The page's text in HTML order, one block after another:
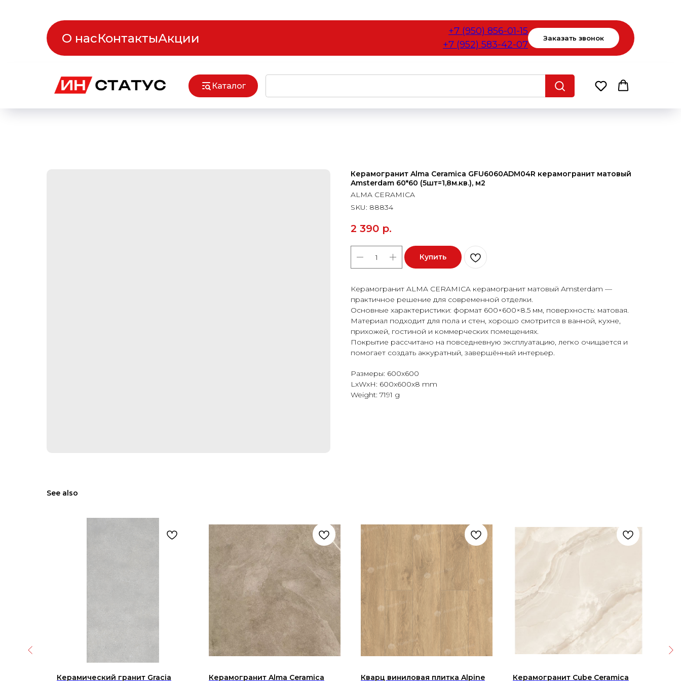
О насКонтактыАкции
+7 (950) 856-01-15
+7 (952) 583-42-07
Заказать звонок
Каталог
Керамогранит Alma Ceramica GFU6060ADM04R керамогранит матовый
Amsterdam 60*60 (5шт=1,8м.кв.), м2
ALMA CERAMICA
SKU: 88834
2 390 р.
Купить
Керамогранит ALMA CERAMICA керамогранит матовый Amsterdam —
практичное решение для современной отделки.
Основные характеристики: формат 600×600×8.5 мм, поверхность: матовая.
Материал подходит для пола и стен, хорошо смотрится в ванной, кухне,
прихожей, гостиной и коммерческих помещениях.
Покрытие рассчитано на повседневную эксплуатацию, легко очищается и
помогает создать аккуратный, завершённый интерьер.
Размеры: 600x600
LxWxH: 600x600x8 mm
Weight: 7191 g
See also
Керамический гранит Gracia
Керамогранит Alma Ceramica
Кварц виниловая плитка Alpine
Керамогранит Cube Ceramica